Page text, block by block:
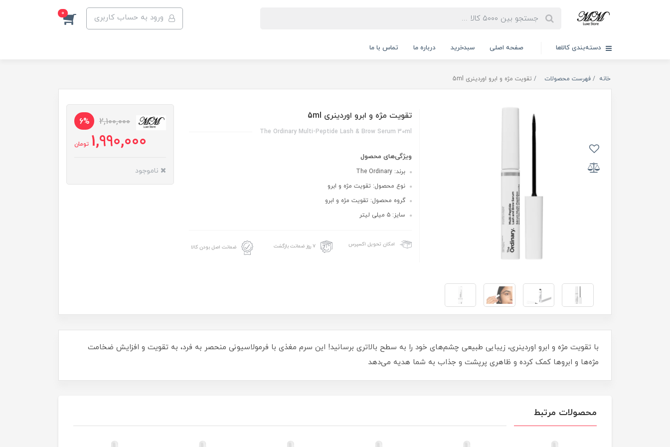
ورود به حساب کاربری 0
دسته‌بندی کالاها صفحه اصلی سبدخرید درباره ما تماس با ما
خانه فهرست محصولات تقویت مژه و ابرو اوردینری 5ml
تقویت مژه و ابرو اوردینری 5ml
The Ordinary Multi-Peptide Lash & Brow Serum 30ml
ویژگی‌های محصول
برند: The Ordinary
نوع محصول: تقویت مژه و ابرو
گروه محصول: تقویت مژه و ابرو
سایز: ۵ میلی لیتر
امکان تحویل اکسپرس ۷ روز ضمانت بازگشت ضمانت اصل بودن کالا
2,100,000
6%
1,990,000 تومان
ناموجود
با تقویت مژه و ابرو اوردینری، زیبایی طبیعی چشم‌های خود را به سطح بالاتری برسانید! این سرم مغذی با فرمولاسیونی منحصر به فرد، به تقویت و افزایش ضخامت
مژه‌ها و ابروها کمک کرده و ظاهری پرپشت و جذاب به شما هدیه می‌دهد
محصولات مرتبط